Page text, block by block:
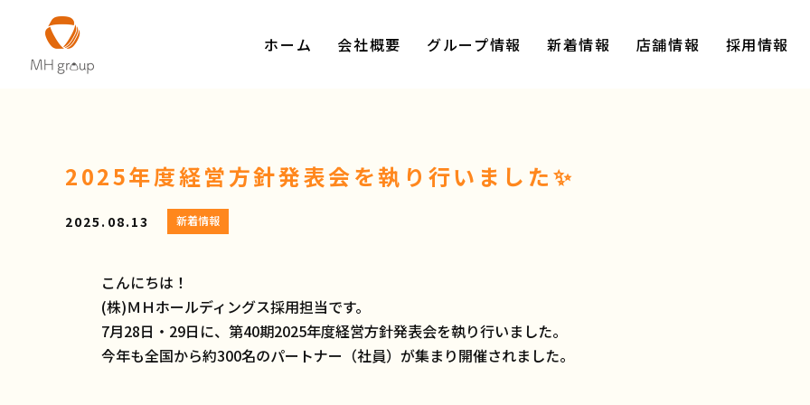
ホーム 会社概要 グループ情報 新着情報 店舗情報 採用情報
2025年度経営方針発表会を執り行いました✨
2025.08.13 新着情報
こんにちは！
(株)ＭＨホールディングス採用担当です。
7月28日・29日に、第40期2025年度経営方針発表会を執り行いました。
今年も全国から約300名のパートナー（社員）が集まり開催されました。